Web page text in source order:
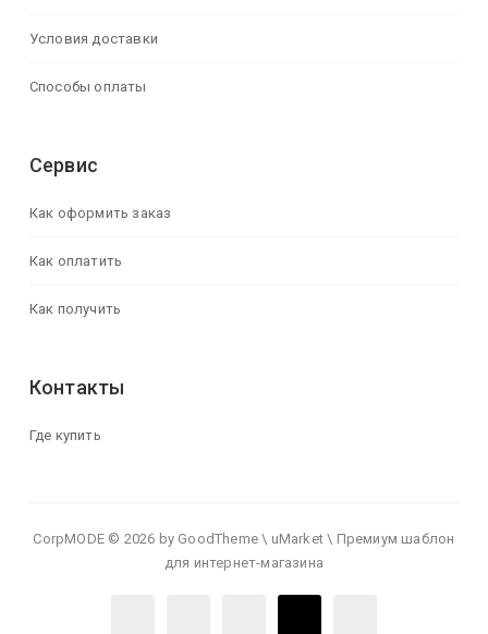
Условия доставки
Способы оплаты
Сервис
Как оформить заказ
Как оплатить
Как получить
Контакты
Где купить
CorpMODE © 2026 by GoodTheme \ uMarket \ Премиум шаблон
для интернет-магазина